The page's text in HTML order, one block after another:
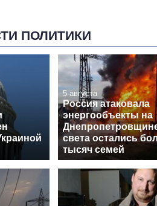
ПОЛИТИКИ
5 августа
Россия атаковала
энергообъекты на
света остались
тысяч семей